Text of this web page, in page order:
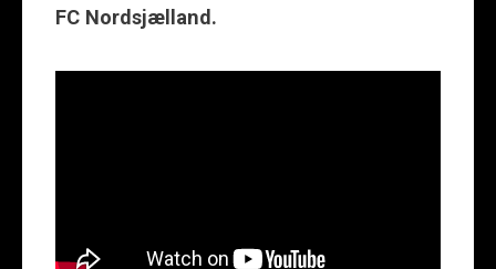
FC Nordsjælland.